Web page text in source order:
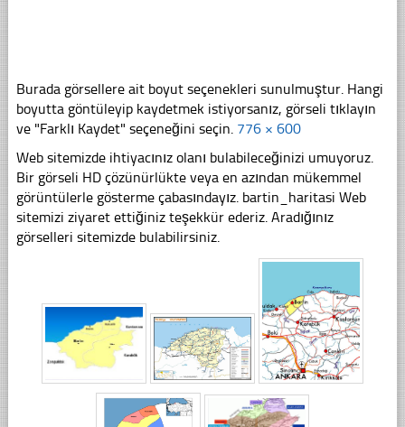
Burada görsellere ait boyut seçenekleri sunulmuştur. Hangi
boyutta göntüleyip kaydetmek istiyorsanız, görseli tıklayın
ve "Farklı Kaydet" seçeneğini seçin. 776 × 600
Web sitemizde ihtiyacınız olanı bulabileceğinizi umuyoruz.
Bir görseli HD çözünürlükte veya en azından mükemmel
görüntülerle gösterme çabasındayız. bartin_haritasi Web
sitemizi ziyaret ettiğiniz teşekkür ederiz. Aradığınız
görselleri sitemizde bulabilirsiniz.